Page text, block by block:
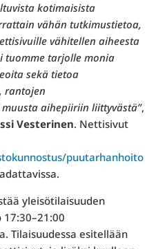
kotimaisista
vähän tutkimustietoa,
vähitellen aiheesta
tuomme tarjolle monia
sekä tietoa
rantojen
aihepiiriin liittyvästä”,
Vesterinen. Nettisivut
puutarhanhoito
yleisötilaisuuden
Tilaisuudessa esitellään